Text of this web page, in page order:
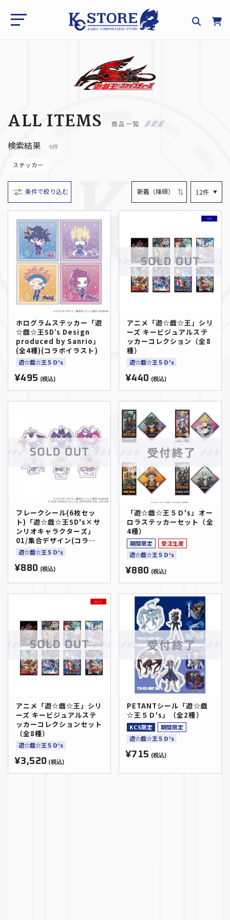
ALL ITEMS 商品一覧
検索結果 6件
ステッカー
条件で絞り込む
ホログラムステッカー「遊
☆戯☆王5D’s Design
produced by Sanrio」
(全4種)(コラボイラスト)
遊☆戯☆王５Ｄ's
¥495 (税込)
アニメ「遊☆戯☆王」シリ
ーズ キービジュアルステ
ッカーコレクション（全8
種）
遊☆戯☆王５Ｄ's
¥440 (税込)
フレークシール(6枚セッ
ト)「遊☆戯☆王5D's×サ
ンリオキャラクターズ」
01/集合デザイン(コラボ
イラスト)
遊☆戯☆王５Ｄ's
¥880 (税込)
「遊☆戯☆王５Ｄ's」オー
ロラステッカーセット（全
4種）
期間限定
受注生産
遊☆戯☆王５Ｄ's
¥880 (税込)
アニメ「遊☆戯☆王」シリ
ーズ キービジュアルステ
ッカーコレクションセット
（全8種）
遊☆戯☆王５Ｄ's
¥3,520 (税込)
PETANTシール「遊☆戯
☆王５Ｄ's」（全2種）
KCS限定
期間限定
遊☆戯☆王５Ｄ's
¥715 (税込)